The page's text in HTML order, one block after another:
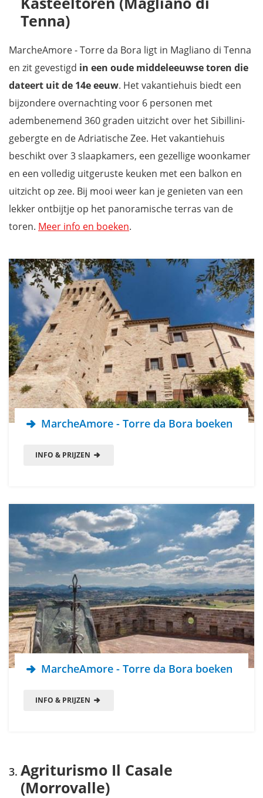
Tenna)
MarcheAmore - Torre da Bora ligt in Magliano di Tenna
en zit gevestigd in een oude middeleeuwse toren die
dateert uit de 14e eeuw. Het vakantiehuis biedt een
bijzondere overnachting voor 6 personen met
adembenemend 360 graden uitzicht over het Sibillini-
gebergte en de Adriatische Zee. Het vakantiehuis
beschikt over 3 slaapkamers, een gezellige woonkamer
en een volledig uitgeruste keuken met een balkon en
uitzicht op zee. Bij mooi weer kan je genieten van een
lekker ontbijtje op het panoramische terras van de
toren. Meer info en boeken.
MarcheAmore - Torre da Bora boeken
INFO & PRIJZEN
MarcheAmore - Torre da Bora boeken
INFO & PRIJZEN
Agriturismo Il Casale
(Morrovalle)